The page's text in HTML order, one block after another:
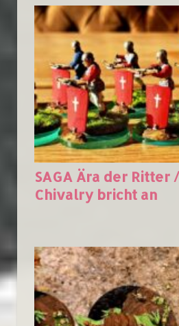
SAGA Ära der Ritter
Chivalry bricht an